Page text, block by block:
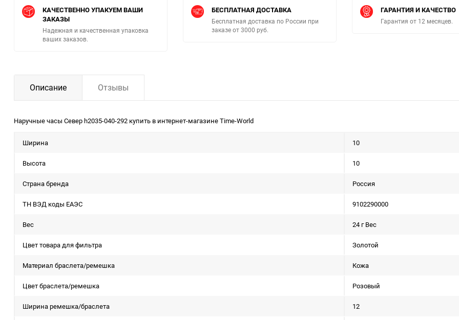
КАЧЕСТВЕННО УПАКУЕМ ВАШИ
ЗАКАЗЫ
Надежная и качественная упаковка
ваших заказов.
БЕСПЛАТНАЯ ДОСТАВКА
Бесплатная доставка по России при
заказе от 3000 руб.
ГАРАНТИЯ И КАЧЕСТВО
Гарантия от 12 месяцев.
Описание Отзывы
Наручные часы Север h2035-040-292 купить в интернет-магазине Time-World
Ширина 10
Высота 10
Страна бренда Россия
ТН ВЭД коды ЕАЭС 9102290000
Вес 24 г Вес
Цвет товара для фильтра Золотой
Материал браслета/ремешка Кожа
Цвет браслета/ремешка Розовый
Ширина ремешка/браслета 12